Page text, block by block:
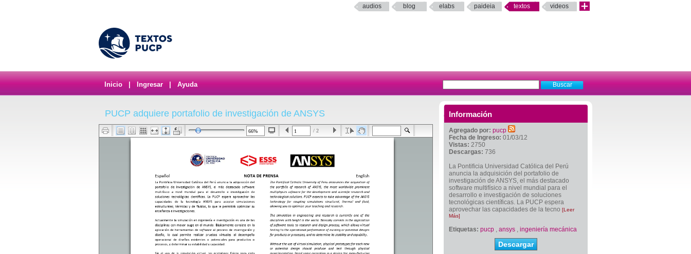
audios blog elabs paideia textos videos
Inicio Ingresar Ayuda
Información
Agregado por: pucp
Fecha de Ingreso: 01/03/12
Vistas: 2750
Descargas: 736
La Pontificia Universidad Católica del Perú
anuncia la adquisición del portafolio de
investigación de ANSYS, el más destacado
software multifísico a nivel mundial para el
desarrollo e investigación de soluciones
tecnológicas científicas. La PUCP espera
aprovechar las capacidades de la tecno [Leer
Más]
Etiquetas: pucp , ansys , ingeniería mecánica
Descargar
PUCP adquiere portafolio de investigación de ANSYS
/ 2